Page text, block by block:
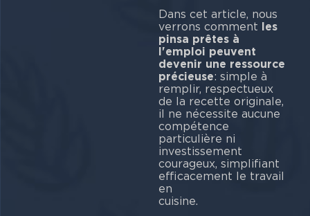
Dans cet article, nous
verrons comment
les
pinsa prêtes à
l'emploi peuvent
devenir une ressource
précieuse: simple à
remplir, respectueux
de la recette originale,
il ne nécessite aucune
compétence
particulière ni
investissement
courageux, simplifiant
efficacement le travail
en